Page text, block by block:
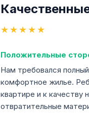
★★★★★
Положительные
Нам требовался
комфортное жилье.
квартире и к качеству
отвратительные